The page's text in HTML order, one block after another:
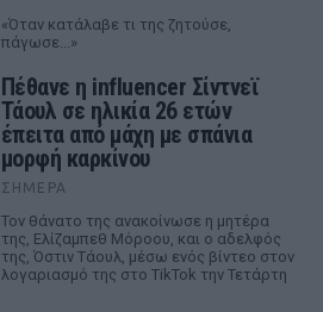
«Όταν κατάλαβε τι της ζητούσε,
πάγωσε...»
Πέθανε η influencer Σίντνεϊ
Τάουλ σε ηλικία 26 ετών
έπειτα από μάχη με σπάνια
μορφή καρκίνου
ΣΉΜΕΡΑ
Τον θάνατο της ανακοίνωσε η μητέρα
της, Ελίζαμπεθ Μόροου, και ο αδελφός
της, Όστιν Τάουλ, μέσω ενός βίντεο στον
λογαριασμό της στο TikTok την Τετάρτη